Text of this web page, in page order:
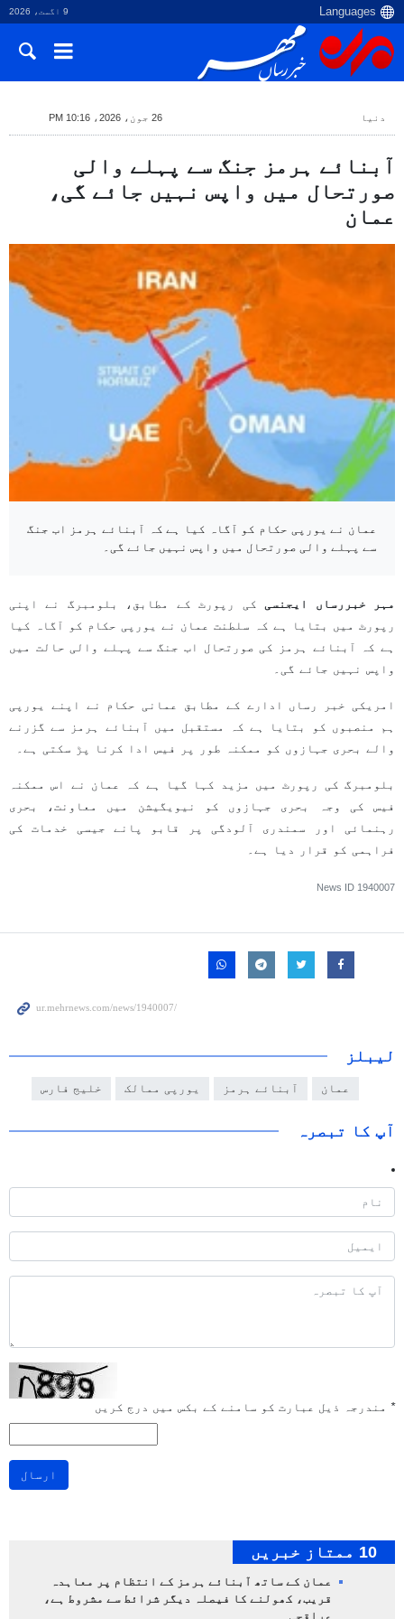
9 اگست، 2026
دنیا 26 جون، 2026، 10:16 PM
آبنائے ہرمز جنگ سے پہلے والی
صورتحال میں واپس نہیں جائے گی،
عمان
عمان نے یورپی حکام کو آگاہ کیا ہے کہ آبنائے ہرمز اب جنگ
سے پہلے والی صورتحال میں واپس نہیں جائے گی۔
مہر خبررساں ایجنسیکی رپورٹ کے مطابق، بلومبرگ نے اپنی
رپورٹ میں بتایا ہے کہ سلطنت عمان نے یورپی حکام کو آگاہ کیا
ہے کہ آبنائے ہرمز کی صورتحال اب جنگ سے پہلے والی حالت میں
واپس نہیں جائے گی۔
امریکی خبر رساں ادارے کے مطابق عمانی حکام نے اپنے یورپی
ہم منصبوں کو بتایا ہے کہ مستقبل میں آبنائے ہرمز سے گزرنے
والے بحری جہازوں کو ممکنہ طور پر فیس ادا کرنا پڑ سکتی ہے۔
بلومبرگ کی رپورٹ میں مزید کہا گیا ہے کہ عمان نے اس ممکنہ
فیس کی وجہ بحری جہازوں کو نیویگیشن میں معاونت، بحری
رہنمائی اور سمندری آلودگی پر قابو پانے جیسی خدمات کی
فراہمی کو قرار دیا ہے۔
News ID 1940007
لیبلز
عمان آبنائے ہرمز یورپی ممالک خلیج فارس
آپ کا تبصرہ
* مندرجہ ذیل عبارت کو سامنے کے بکس میں درج کریں
ارسال
10 ممتاز خبریں
عمان کے ساتھ آبنائے ہرمز کے انتظام پر معاہدہ
قریب، کھولنے کا فیصلہ دیگر شرائط سے مشروط ہے،